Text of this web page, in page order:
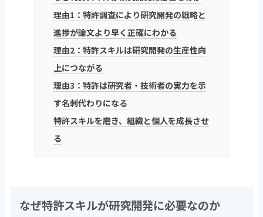
理由1：特許調査により研究開発の戦略と
進捗が論文より早く正確にわかる
理由2：特許スキルは研究開発の生産性向
上につながる
理由3：特許は研究者・技術者の実力を示
す名刺代わりになる
特許スキルを磨き、組織と個人を成長させ
る
なぜ特許スキルが研究開発に必要なのか